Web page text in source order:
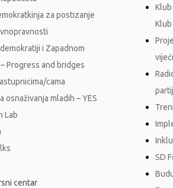
za postizanje
i Zapadnom
Progress and bridges
cama
osnaživanja mladih – YES
Lab
centar
SD